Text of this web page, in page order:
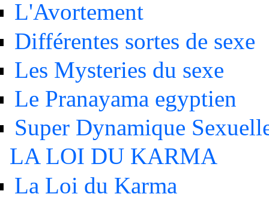
L'Avortement
Différentes sortes de sexe
Les Mysteries du sexe
Le Pranayama egyptien
Super Dynamique
LA LOI DU KARMA
La Loi du Karma